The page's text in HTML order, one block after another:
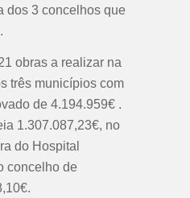
dos 3 concelhos que
obras a realizar na
três municípios com
de 4.194.959€ .
1.307.087,23€, no
do Hospital
concelho de